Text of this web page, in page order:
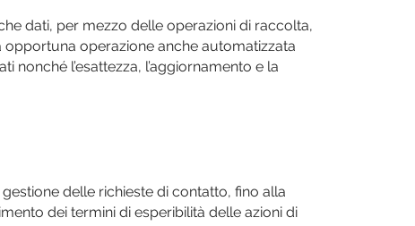
dati, per mezzo delle operazioni di raccolta,
operazione anche automatizzata
nonché l’esattezza, l’aggiornamento e la
delle richieste di contatto, fino alla
dei termini di esperibilità delle azioni di